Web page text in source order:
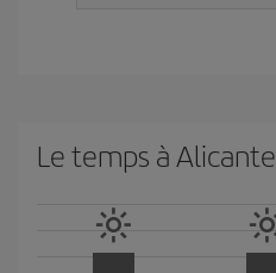
Le temps à Alicante